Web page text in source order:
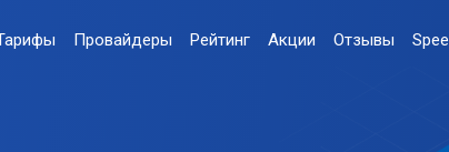
Провайдеры Рейтинг Акции Отзывы